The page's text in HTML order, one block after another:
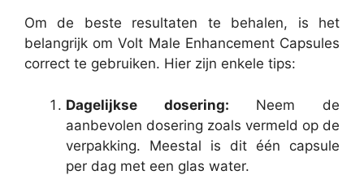
Om de beste resultaten te behalen, is het
belangrijk om Volt Male Enhancement Capsules
correct te gebruiken. Hier zijn enkele tips:
Dagelijkse dosering: Neem de
aanbevolen dosering zoals vermeld op de
verpakking. Meestal is dit één capsule
per dag met een glas water.